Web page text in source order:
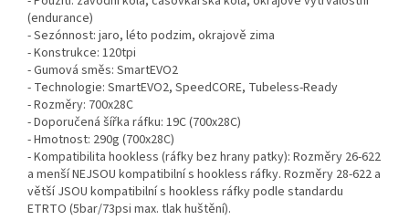
(endurance)
- Sezónnost: jaro, léto podzim, okrajově zima
- Konstrukce: 120tpi
- Gumová směs: SmartEVO2
- Technologie: SmartEVO2, SpeedCORE, Tubeless-Ready
- Rozměry: 700x28C
- Doporučená šířka ráfku: 19C (700x28C)
- Hmotnost: 290g (700x28C)
- Kompatibilita hookless (ráfky bez hrany patky): Rozměry 26-622
a menší NEJSOU kompatibilní s hookless ráfky. Rozměry 28-622 a
větší JSOU kompatibilní s hookless ráfky podle standardu
ETRTO (5bar/73psi max. tlak huštění).